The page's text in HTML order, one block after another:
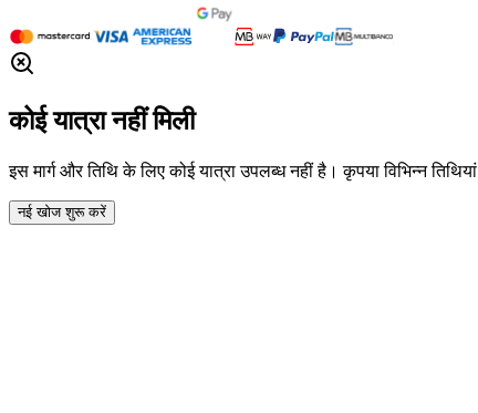
कोई यात्रा नहीं मिली
इस मार्ग और तिथि के लिए कोई यात्रा उपलब्ध नहीं है। कृपया विभिन्न
नई खोज शुरू करें